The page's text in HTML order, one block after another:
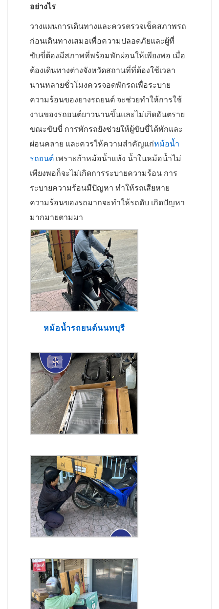
อย่างไร
วางแผนการเดินทางและควรตรวจเช็คสภาพรถ
ก่อนเดินทางเสมอเพื่อความปลอดภัยและผู้ที่
ขับขี่ต้องมีสภาพที่พร้อมพักผ่อนให้เพียงพอ เมื่อ
ต้องเดินทางต่างจังหวัดสถานที่ที่ต้องใช้เวลา
นานหลายชั่วโมงควรจอดพักรถเพื่อระบาย
ความร้อนของยางรถยนต์ จะช่วยทำให้การใช้
งานของรถยนต์ยาวนานขึ้นและไม่เกิดอันตราย
ขณะขับขี่ การพักรถยังช่วยให้ผู้ขับขี่ได้พักและ
ผ่อนคลาย และควรให้ความสำคัญแก่หม้อน้ำ
รถยนต์ เพราะถ้าหม้อน้ำแห้ง น้ำในหม้อน้ำไม่
เพียงพอก็จะไม่เกิดการระบายความร้อน การ
ระบายความร้อนมีปัญหา ทำให้รถเสียหาย
ความร้อนของรถมากจะทำให้รถดับ เกิดปัญหา
มากมายตามมา
หม้อน้ำรถยนต์นนทบุรี